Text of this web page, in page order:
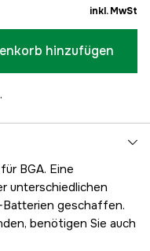
inkl. MwSt
hinzufügen
BGA. Eine
unterschiedlichen
geschaffen.
benötigen Sie auch